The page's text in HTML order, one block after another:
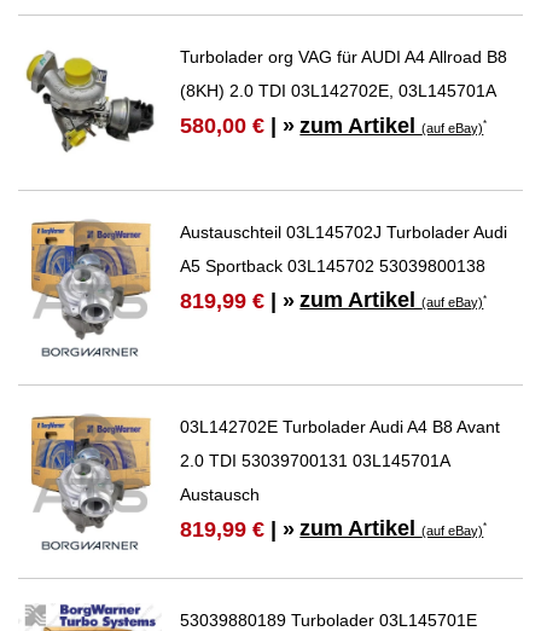
Turbolader org VAG für AUDI A4 Allroad B8
(8KH) 2.0 TDI 03L142702E, 03L145701A
580,00 € | » zum Artikel(auf eBay)*
Austauschteil 03L145702J Turbolader Audi
A5 Sportback 03L145702 53039800138
819,99 € | » zum Artikel(auf eBay)*
03L142702E Turbolader Audi A4 B8 Avant
2.0 TDI 53039700131 03L145701A
Austausch
819,99 € | » zum Artikel(auf eBay)*
53039880189 Turbolader 03L145701E